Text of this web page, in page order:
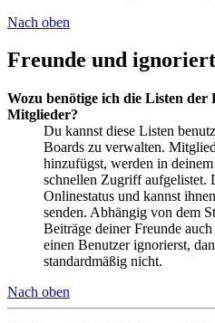
Nach oben
Freunde und
Wozu benötige ich die Listen
Mitglieder?
Du kannst diese Listen
Boards zu verwalten.
hinzufügst, werden in
schnellen Zugriff aufgelistet.
Onlinestatus und kannst
senden. Abhängig von dem
Beiträge deiner Freunde
einen Benutzer ignorierst,
standardmäßig nicht.
Nach oben